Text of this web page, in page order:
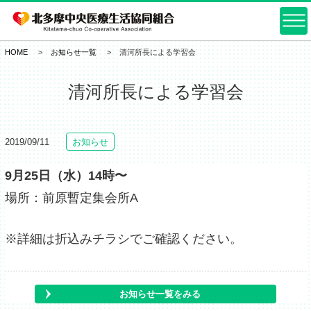
HOME お知らせ一覧 清河所長による学習会
清河所長による学習会
2019/09/11 お知らせ
9月25日（水）14時〜
場所：前原暫定集会所A
※詳細は折込みチラシでご確認ください。
お知らせ一覧をみる